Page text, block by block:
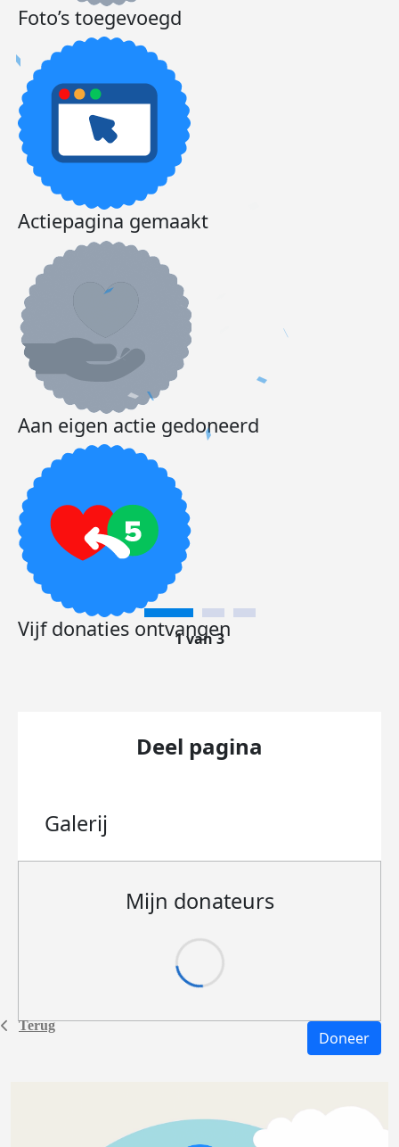
Terug
Foto’s toegevoegd
Actiepagina gemaakt
Aan eigen actie gedoneerd
Vijf donaties ontvangen
1 van 3
Deel pagina
Galerij
Mijn donateurs
Doneer